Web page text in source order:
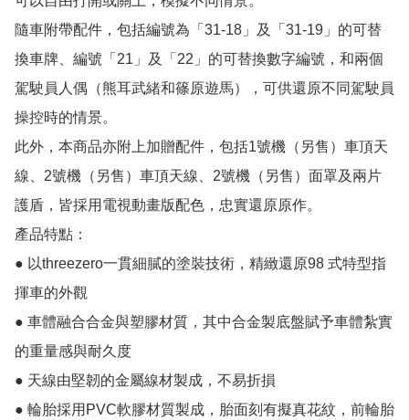
隨車附帶配件，包括編號為「31-18」及「31-19」的可替
換車牌、編號「21」及「22」的可替換數字編號，和兩個
駕駛員人偶（熊耳武緒和篠原遊馬），可供還原不同駕駛員
操控時的情景。
此外，本商品亦附上加贈配件，包括1號機（另售）車頂天
線、2號機（另售）車頂天線、2號機（另售）面罩及兩片
護盾，皆採用電視動畫版配色，忠實還原原作。
產品特點：
● 以threezero一貫細膩的塗裝技術，精緻還原98 式特型指
揮車的外觀
● 車體融合合金與塑膠材質，其中合金製底盤賦予車體紮實
的重量感與耐久度
● 天線由堅韌的金屬線材製成，不易折損
● 輪胎採用PVC軟膠材質製成，胎面刻有擬真花紋，前輪胎